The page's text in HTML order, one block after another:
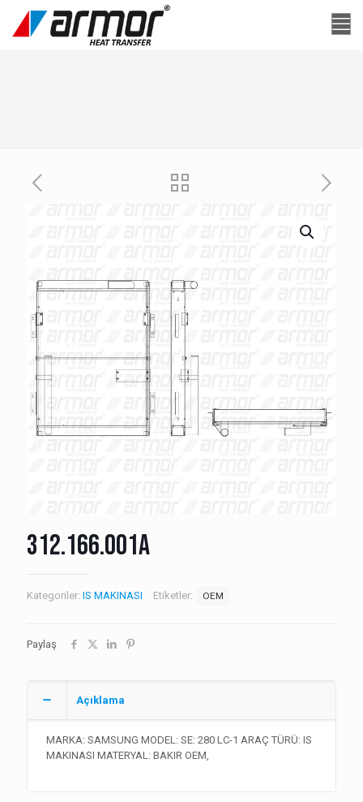
312.166.001A
Kategoriler: IS MAKINASI Etiketler: OEM
Paylaş
Açıklama
MARKA: SAMSUNG MODEL: SE: 280 LC-1 ARAÇ TÜRÜ: IS
MAKINASI MATERYAL: BAKIR OEM,